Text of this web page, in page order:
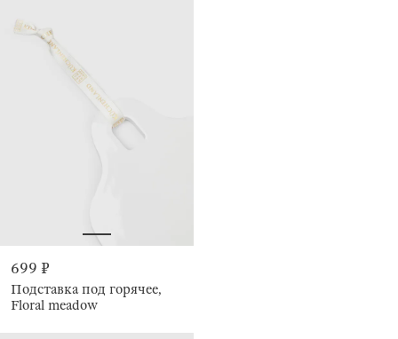
699 ₽
Подставка под горячее,
Floral meadow